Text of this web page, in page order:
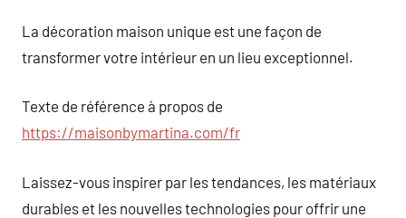
La décoration maison unique est une façon de
transformer votre intérieur en un lieu exceptionnel.
Texte de référence à propos de
https://maisonbymartina.com/fr
Laissez-vous inspirer par les tendances, les matériaux
durables et les nouvelles technologies pour offrir une